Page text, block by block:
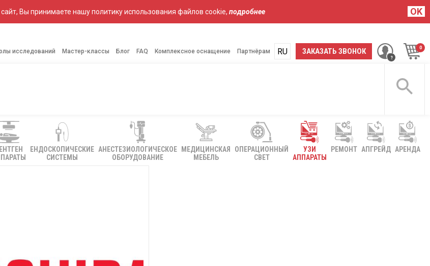
Вы принимаете нашу политику использования файлов cookie, подробнее OK
исследований Мастер-классы Блог FAQ Комплексное оснащение Партнёрам ЗАКАЗАТЬ ЗВОНОК
RU
UA
ЕНДОСКОПИЧЕСКИЕ
СИСТЕМЫ
АНЕСТЕЗИОЛОГИЧЕСКОЕ
ОБОРУДОВАНИЕ
МЕДИЦИНСКАЯ
МЕБЕЛЬ
ОПЕРАЦИОННЫЙ
СВЕТ
УЗИ
АППАРАТЫ
РЕМОНТ АПГРЕЙД АРЕНДА